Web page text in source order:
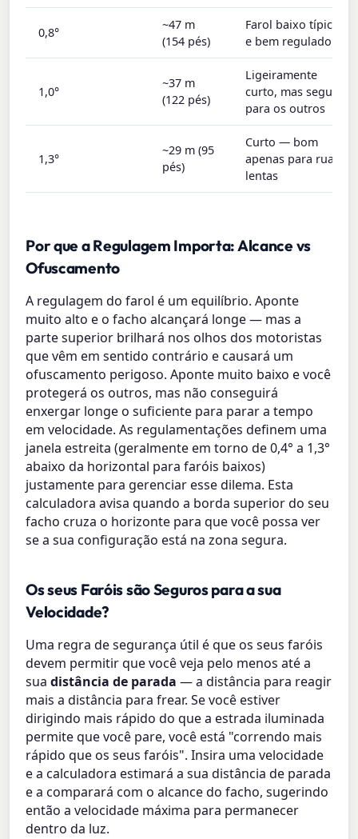
0,8°
~47 m
(154 pés)
Farol baixo típico
e bem regulado
1,0°
~37 m
(122 pés)
Ligeiramente
curto, mas seguro
para os outros
1,3°
~29 m (95
pés)
Curto — bom
apenas para ruas
lentas
Por que a Regulagem Importa: Alcance vs
Ofuscamento
A regulagem do farol é um equilíbrio. Aponte
muito alto e o facho alcançará longe — mas a
parte superior brilhará nos olhos dos motoristas
que vêm em sentido contrário e causará um
ofuscamento perigoso. Aponte muito baixo e você
protegerá os outros, mas não conseguirá
enxergar longe o suficiente para parar a tempo
em velocidade. As regulamentações definem uma
janela estreita (geralmente em torno de 0,4° a 1,3°
abaixo da horizontal para faróis baixos)
justamente para gerenciar esse dilema. Esta
calculadora avisa quando a borda superior do seu
facho cruza o horizonte para que você possa ver
se a sua configuração está na zona segura.
Os seus Faróis são Seguros para a sua
Velocidade?
Uma regra de segurança útil é que os seus faróis
devem permitir que você veja pelo menos até a
suadistância de parada — a distância para reagir
mais a distância para frear. Se você estiver
dirigindo mais rápido do que a estrada iluminada
permite que você pare, você está "correndo mais
rápido que os seus faróis". Insira uma velocidade
e a calculadora estimará a sua distância de parada
e a comparará com o alcance do facho, sugerindo
então a velocidade máxima para permanecer
dentro da luz.